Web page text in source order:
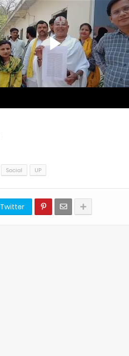
Social UP
Twitter